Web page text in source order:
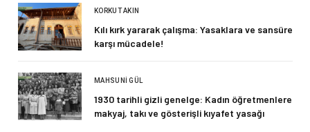
KORKUT AKIN
Kılı kırk yararak çalışma: Yasaklara ve sansüre
karşı mücadele!
MAHSUNI GÜL
1930 tarihli gizli genelge: Kadın öğretmenlere
makyaj, takı ve gösterişli kıyafet yasağı